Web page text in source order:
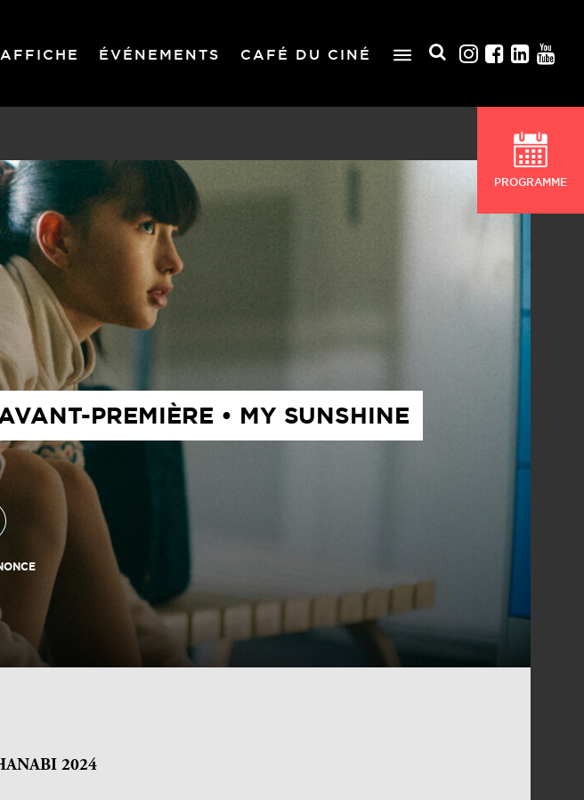
ÉVÉNEMENTS CAFÉ DU CINÉ
PROGRAMME
PREMIÈRE • MY SUNSHINE
2024